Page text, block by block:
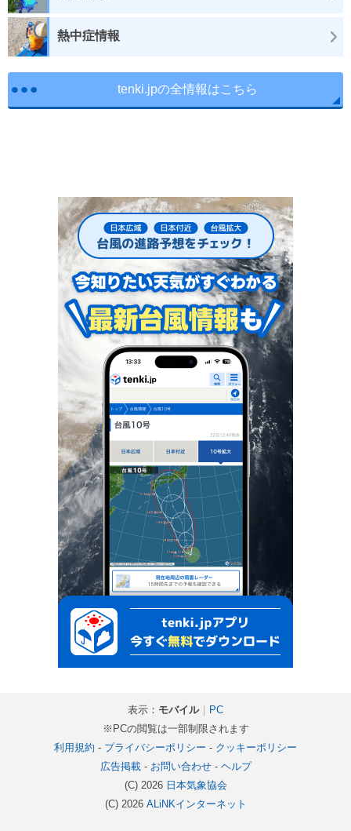
熱中症情報
tenki.jpの全情報はこちら
表示： モバイル｜
PC
※PCの閲覧は一部制限されます
利用規約 - プライバシーポリシー - クッキーポリシー
広告掲載- お問い合わせ- ヘルプ
(C) 2026 日本気象協会
(C) 2026 ALiNKインターネット